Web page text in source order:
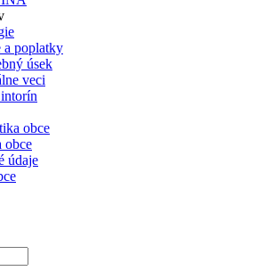
a poplatky
úsek
veci
obce
obce
údaje